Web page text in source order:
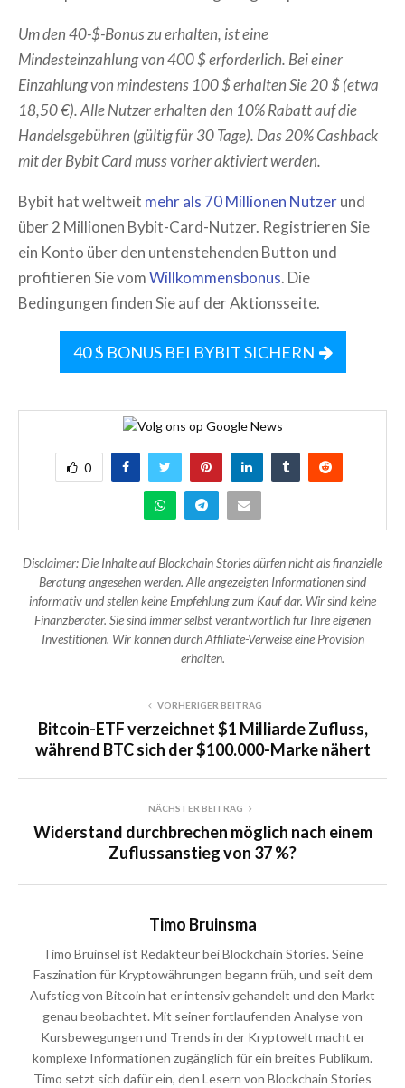
Um den 40-$-Bonus zu erhalten, ist eine
Mindesteinzahlung von 400 $ erforderlich. Bei einer
Einzahlung von mindestens 100 $ erhalten Sie 20 $ (etwa
18,50 €). Alle Nutzer erhalten den 10% Rabatt auf die
Handelsgebühren (gültig für 30 Tage). Das 20% Cashback
mit der Bybit Card muss vorher aktiviert werden.
Bybit hat weltweit mehr als 70 Millionen Nutzerund
über 2 Millionen Bybit-Card-Nutzer. Registrieren Sie
ein Konto über den untenstehenden Button und
profitieren Sie vomWillkommensbonus. Die
Bedingungen finden Sie auf der Aktionsseite.
40 $ BONUS BEI BYBIT SICHERN
0
Disclaimer: Die Inhalte auf Blockchain Stories dürfen nicht als finanzielle
Beratung angesehen werden. Alle angezeigten Informationen sind
informativ und stellen keine Empfehlung zum Kauf dar. Wir sind keine
Finanzberater. Sie sind immer selbst verantwortlich für Ihre eigenen
Investitionen. Wir können durch Affiliate-Verweise eine Provision
erhalten.
VORHERIGER BEITRAG
Bitcoin-ETF verzeichnet $1 Milliarde Zufluss,
während BTC sich der $100.000-Marke nähert
NÄCHSTER BEITRAG
Widerstand durchbrechen möglich nach einem
Zuflussanstieg von 37 %?
Timo Bruinsma
Timo Bruinsel ist Redakteur bei Blockchain Stories. Seine
Faszination für Kryptowährungen begann früh, und seit dem
Aufstieg von Bitcoin hat er intensiv gehandelt und den Markt
genau beobachtet. Mit seiner fortlaufenden Analyse von
Kursbewegungen und Trends in der Kryptowelt macht er
komplexe Informationen zugänglich für ein breites Publikum.
Timo setzt sich dafür ein, den Lesern von Blockchain Stories